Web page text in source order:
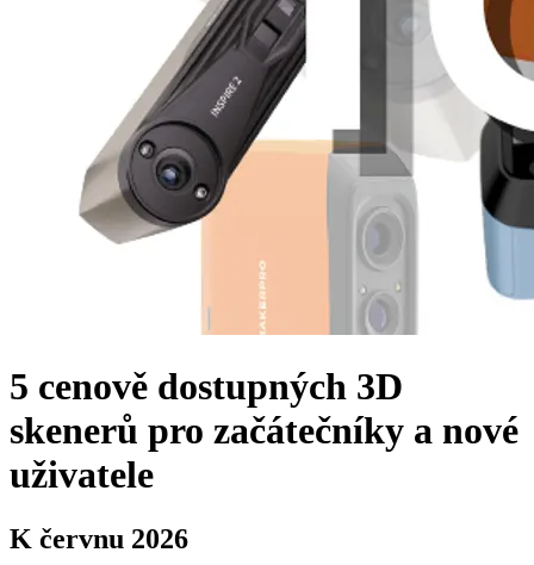
5 cenově dostupných 3D
skenerů pro začátečníky a nové
uživatele
K červnu 2026